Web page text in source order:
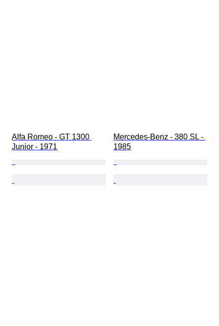
Alfa Romeo - GT 1300
Junior - 1971
Mercedes-Benz - 380 SL -
1985